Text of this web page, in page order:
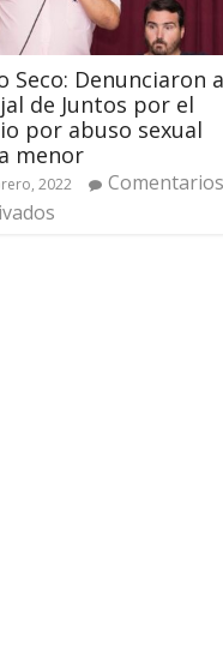
Seco: Denunciaron a
de Juntos por el
por abuso sexual
menor
2022
Comentarios